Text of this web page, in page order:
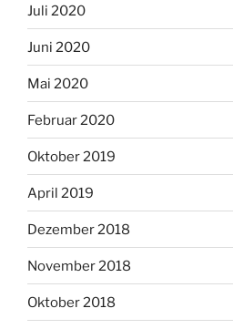
Juli 2020
Juni 2020
Mai 2020
Februar 2020
Oktober 2019
April 2019
Dezember 2018
November 2018
Oktober 2018